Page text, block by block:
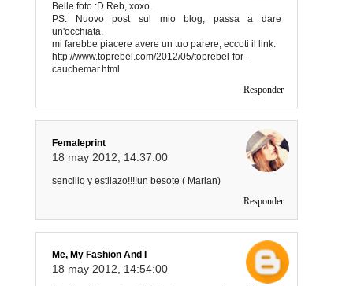
Belle foto :D Reb, xoxo.
PS: Nuovo post sul mio blog, passa a dare
un'occhiata,
mi farebbe piacere avere un tuo parere, eccoti il link:
http://www.toprebel.com/2012/05/toprebel-for-
cauchemar.html
Responder
Femaleprint
18 may 2012, 14:37:00
sencillo y estilazo!!!!un besote ( Marian)
Responder
Me, My Fashion And I
18 may 2012, 14:54:00